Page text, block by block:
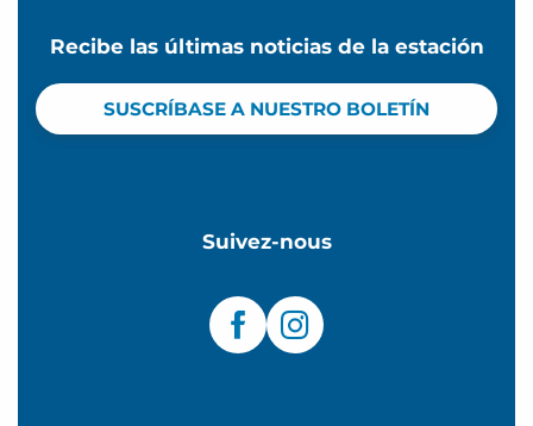
Recibe las últimas noticias de la estación
SUSCRÍBASE A NUESTRO BOLETÍN
Suivez-nous